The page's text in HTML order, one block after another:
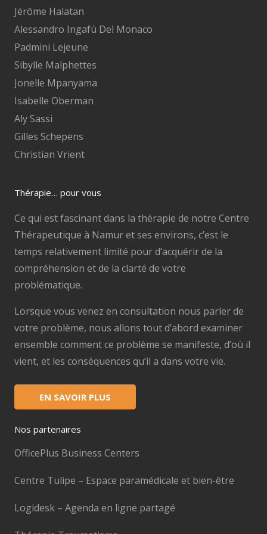
Jérôme Halatan
Alessandro Ingafù Del Monaco
Padmini Lejeune
Sibylle Malphettes
Jonelle Mpanyama
Isabelle Oberman
Aly Sassi
Gilles Schepens
Christian Vrient
Thérapie… pour vous
Ce qui est fascinant dans la thérapie de notre Centre
Thérapeutique à Namur et ses environs, c’est le
temps relativement limité pour d’acquérir de la
compréhension et de la clarté de votre
problématique.
Lorsque vous venez en consultation nous parler de
votre problème, nous allons tout d’abord examiner
ensemble comment ce problème se manifeste, d’où il
vient, et les conséquences qu’il a dans votre vie.
EN SAVOIR PLUS
Nos partenaires
OfficePlus Business Centers
Centre Tulipe – Espace paramédicale et bien-être
Logidesk – Agenda en ligne partagé